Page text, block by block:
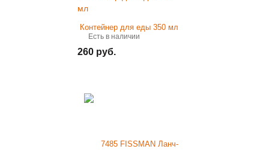
мл
Есть в наличии
260 руб.